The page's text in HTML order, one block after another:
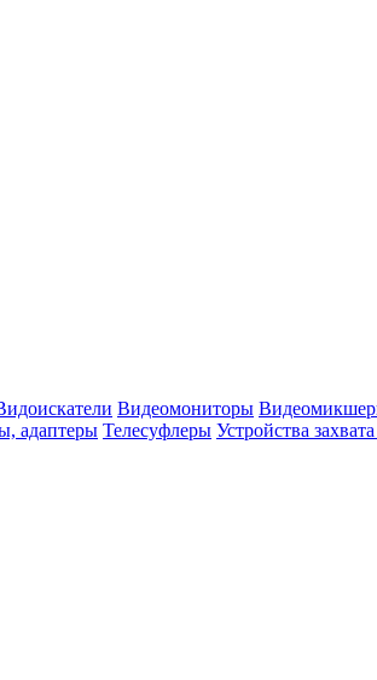
Видеомониторы
адаптеры Телесуфлеры Устройства